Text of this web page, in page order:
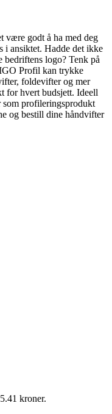
være godt å ha med deg
i ansiktet. Hadde det ikke
logo? Tenk på
Profil kan trykke
foldevifter og mer
for hvert budsjett. Ideell
profileringsprodukt
og bestill dine håndvifter